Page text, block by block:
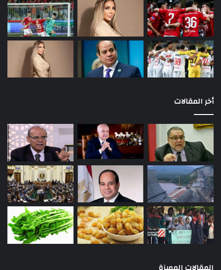
أخر المقالات